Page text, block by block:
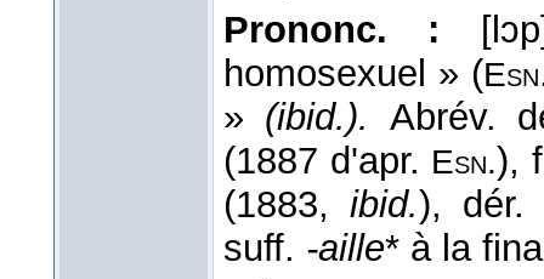
Prononc. :
homosexuel » (Esn
» (ibid.). Abrév.
(1887 d'apr. Esn.),
(1883,ibid.),
suff. -aille* à la